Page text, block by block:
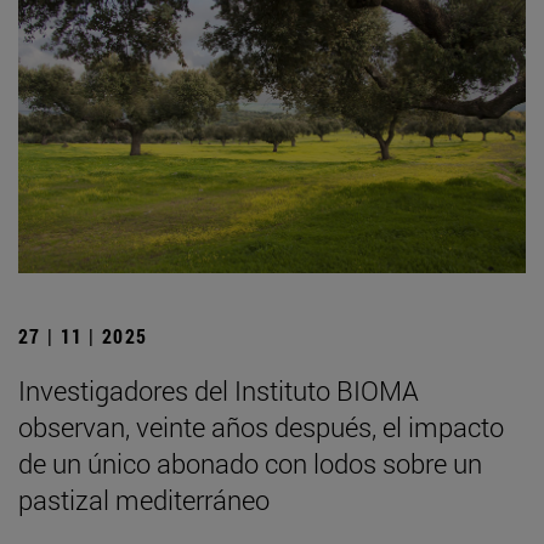
27 | 11 | 2025
Investigadores del Instituto BIOMA
observan, veinte años después, el impacto
de un único abonado con lodos sobre un
pastizal mediterráneo